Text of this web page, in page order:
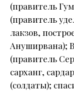
(правитель
(правитель
лакзов,
Ануширвана);
(правитель
сарханг,
(солдаты);